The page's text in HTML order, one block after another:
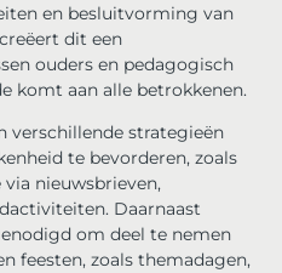
en besluitvorming van
dit een
ouders en pedagogisch
komt aan alle betrokkenen.
verschillende strategieën
te bevorderen, zoals
nieuwsbrieven,
Daarnaast
om deel te nemen
feesten, zoals themadagen,